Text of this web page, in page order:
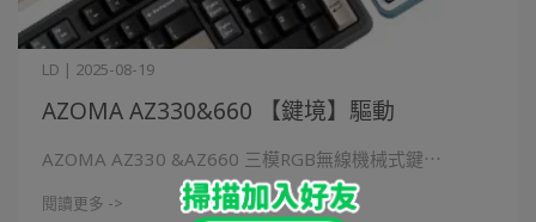
AZOMA AZ330&660 【鍵境】驅動
LD | 2025-08-19
AZOMA AZ330 &AZ660 三模RGB無線機械式鍵⋯
閱讀更多 ->